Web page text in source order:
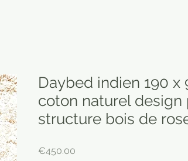
Daybed indien 190 x
coton naturel design
structure bois de
€450.00